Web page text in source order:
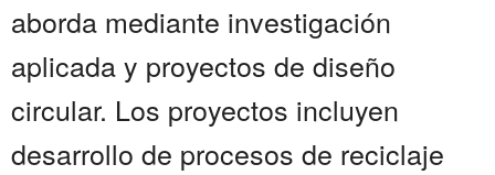
aborda mediante investigación
aplicada y proyectos de diseño
circular. Los proyectos incluyen
desarrollo de procesos de reciclaje